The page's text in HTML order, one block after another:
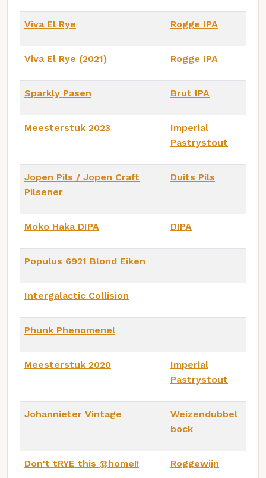
Viva El Rye Rogge IPA
Viva El Rye (2021) Rogge IPA
Sparkly Pasen Brut IPA
Meesterstuk 2023
Imperial
Pastrystout
Jopen Pils / Jopen Craft
Pilsener
Duits Pils
Moko Haka DIPA DIPA
Populus 6921 Blond Eiken
Intergalactic Collision
Phunk Phenomenel
Meesterstuk 2020
Imperial
Pastrystout
Johannieter Vintage
Weizendubbel
bock
Don't tRYE this @home!! Roggewijn